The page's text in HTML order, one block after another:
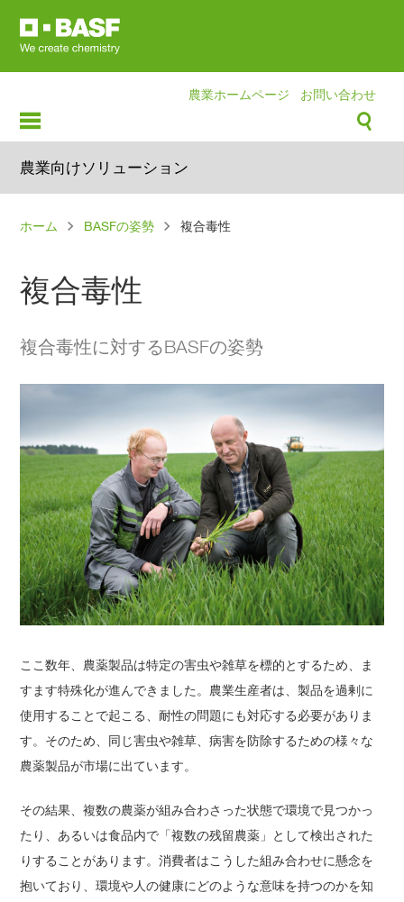
農業ホームページ お問い合わせ
農業向けソリューション
パ
く
ず
ホーム BASFの姿勢 複合毒性
複合毒性
複合毒性に対するBASFの姿勢
ここ数年、農薬製品は特定の害虫や雑草を標的とするため、ま
すます特殊化が進んできました。農業生産者は、製品を過剰に
使用することで起こる、耐性の問題にも対応する必要がありま
す。そのため、同じ害虫や雑草、病害を防除するための様々な
農薬製品が市場に出ています。
その結果、複数の農薬が組み合わさった状態で環境で見つかっ
たり、あるいは食品内で「複数の残留農薬」として検出された
りすることがあります。消費者はこうした組み合わせに懸念を
抱いており、環境や人の健康にどのような意味を持つのかを知